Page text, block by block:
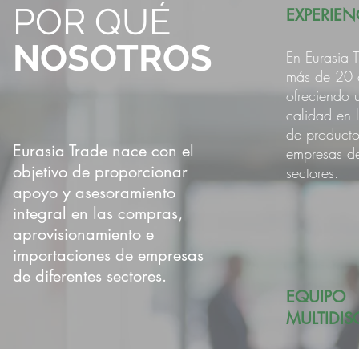
POR QUÉ
NOSOTROS
Eurasia Trade nace con el
objetivo de proporcionar
apoyo y asesoramiento
integral en las compras,
aprovisionamiento e
importaciones de empresas
de diferentes sectores.
En Eurasia
más de 20
ofreciendo
calidad en
de
empresas
sectores.
EQUIPO